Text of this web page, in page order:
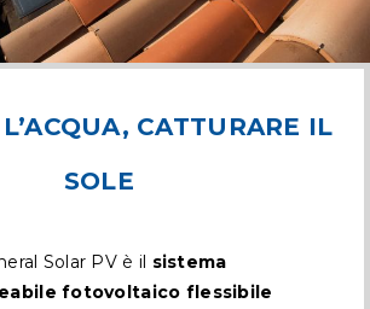
CATTURARE IL
SOLE
Solar PV è il sistema
fotovoltaico flessibile